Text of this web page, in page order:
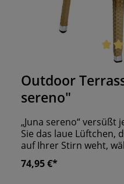
Durchschnittliche
Outdoor
sereno"
„Juna sereno“ versüßt
Sie das laue Lüftchen,
auf Ihrer Stirn weht,
Getränke servieren?
Kunststoffgeflecht
74,95 €*